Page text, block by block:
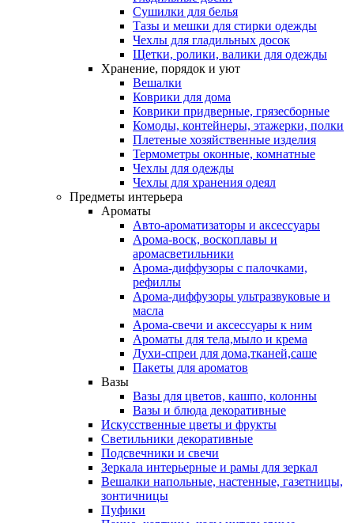
Сушилки для белья
Тазы и мешки для стирки одежды
Чехлы для гладильных досок
Щетки, ролики, валики для одежды
Хранение, порядок и уют
Вешалки
Коврики для дома
Коврики придверные, грязесборные
Комоды, контейнеры, этажерки, полки
Плетеные хозяйственные изделия
Термометры оконные, комнатные
Чехлы для одежды
Чехлы для хранения одеял
Предметы интерьера
Ароматы
Авто-ароматизаторы и аксессуары
Арома-воск, воскоплавы и
аромасветильники
Арома-диффузоры с палочками,
рефиллы
Арома-диффузоры ультразвуковые и
масла
Арома-свечи и аксессуары к ним
Ароматы для тела,мыло и крема
Духи-спреи для дома,тканей,саше
Пакеты для ароматов
Вазы
Вазы для цветов, кашпо, колонны
Вазы и блюда декоративные
Искусственные цветы и фрукты
Светильники декоративные
Подсвечники и свечи
Зеркала интерьерные и рамы для зеркал
Вешалки напольные, настенные, газетницы,
зонтичницы
Пуфики